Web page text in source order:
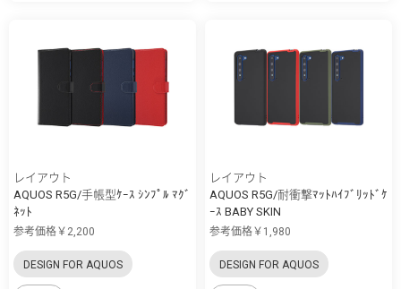
レイアウト
AQUOS R5G/手帳型ｹｰｽ ｼﾝﾌﾟﾙ ﾏｸﾞ
ﾈｯﾄ
参考価格￥2,200
DESIGN FOR AQUOS
レイアウト
AQUOS R5G/耐衝撃ﾏｯﾄﾊｲﾌﾞﾘｯﾄﾞｹ
ｰｽ BABY SKIN
参考価格￥1,980
DESIGN FOR AQUOS